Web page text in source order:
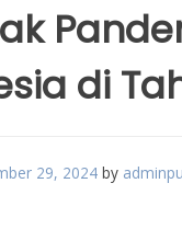
di
29, 2024 by